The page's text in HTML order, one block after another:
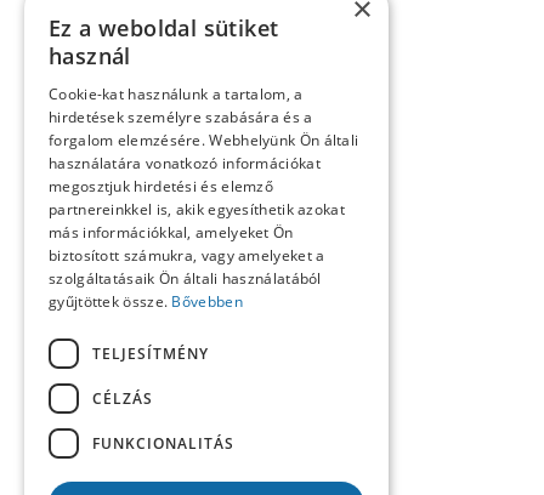
Impresszum
Konferencia
Kósa László köszöntése
Köszöntő
Közlemények
Kronológia
Lapszemle
Műhely
Nekrológ
Oral History
Pályakép
Reflexió
Resumé
Summary
Tanulmányok
Uncategorized @hu
×
Ez a weboldal sütiket
használ
Cookie-kat használunk a tartalom, a
hirdetések személyre szabására és a
forgalom elemzésére. Webhelyünk Ön általi
használatára vonatkozó információkat
megosztjuk hirdetési és elemző
partnereinkkel is, akik egyesíthetik azokat
más információkkal, amelyeket Ön
biztosított számukra, vagy amelyeket a
szolgáltatásaik Ön általi használatából
gyűjtöttek össze. Bővebben
TELJESÍTMÉNY
CÉLZÁS
FUNKCIONALITÁS